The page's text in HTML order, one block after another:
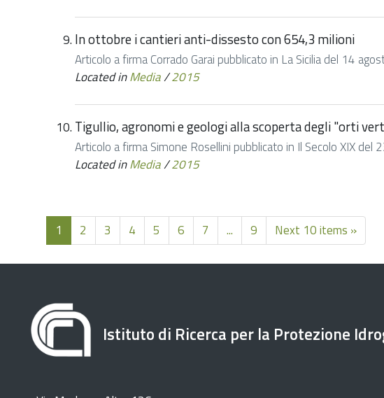
In ottobre i cantieri anti-dissesto con 654,3 milioni
Articolo a firma Corrado Garai pubblicato in La Sicilia del 14
Located inMedia/2015
Tigullio, agronomi e geologi alla scoperta degli "orti
Articolo a firma Simone Rosellini pubblicato in Il Secolo XIX
Located inMedia/2015
1 2 3 4 5 6 7 ... 9 Next 10 items »
Istituto di Ricerca per la Protezione